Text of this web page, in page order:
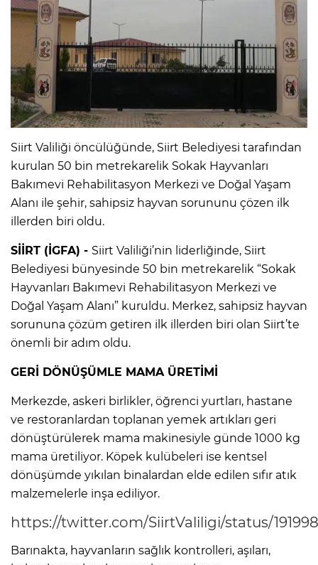
Siirt Valiliği öncülüğünde, Siirt Belediyesi tarafından
kurulan 50 bin metrekarelik Sokak Hayvanları
Bakımevi Rehabilitasyon Merkezi ve Doğal Yaşam
Alanı ile şehir, sahipsiz hayvan sorununu çözen ilk
illerden biri oldu.
SİİRT (İGFA) - Siirt Valiliği’nin liderliğinde, Siirt
Belediyesi bünyesinde 50 bin metrekarelik “Sokak
Hayvanları Bakımevi Rehabilitasyon Merkezi ve
Doğal Yaşam Alanı” kuruldu. Merkez, sahipsiz hayvan
sorununa çözüm getiren ilk illerden biri olan Siirt’te
önemli bir adım oldu.
GERİ DÖNÜŞÜMLE MAMA ÜRETİMİ
Merkezde, askeri birlikler, öğrenci yurtları, hastane
ve restoranlardan toplanan yemek artıkları geri
dönüştürülerek mama makinesiyle günde 1000 kg
mama üretiliyor. Köpek kulübeleri ise kentsel
dönüşümde yıkılan binalardan elde edilen sıfır atık
malzemelerle inşa ediliyor.
https://twitter.com/SiirtValiligi/status/
Barınakta, hayvanların sağlık kontrolleri, aşıları,